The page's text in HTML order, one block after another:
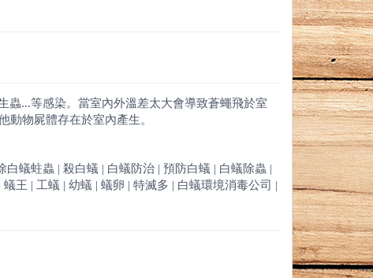
蟲...等感染。當室內外溫差太大會導致蒼蠅飛於室
動物屍體存在於室內產生。
蟻蛀蟲 | 殺白蟻 | 白蟻防治 | 預防白蟻 | 白蟻除蟲 |
王 | 工蟻 | 幼蟻 | 蟻卵 | 特滅多 | 白蟻環境消毒公司 |